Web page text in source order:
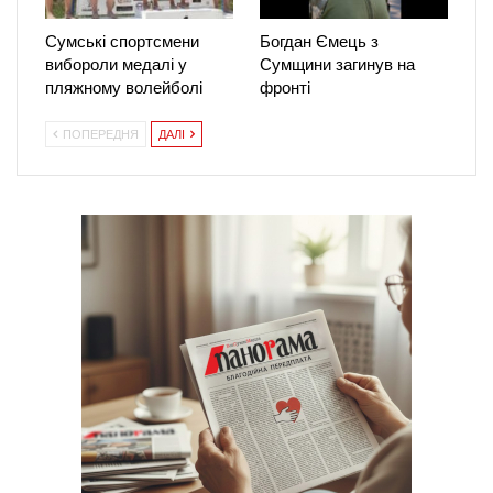
Сумські спортсмени
вибороли медалі у
пляжному волейболі
Богдан Ємець з
Сумщини загинув на
фронті
ПОПЕРЕДНЯ ДАЛІ